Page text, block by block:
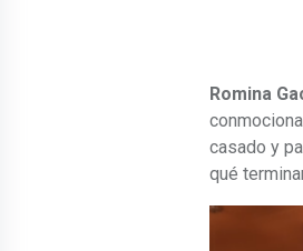
Romina
casado y
qué